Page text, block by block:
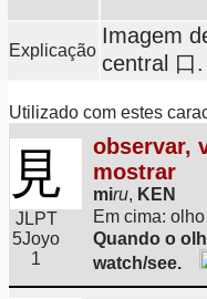
Explicação
Imagem
central 口.
Utilizado com estes
見
JLPT
5Joyo
1
observar,
mostrar
miru, KEN
Em cima:
Quando o
watch/see.